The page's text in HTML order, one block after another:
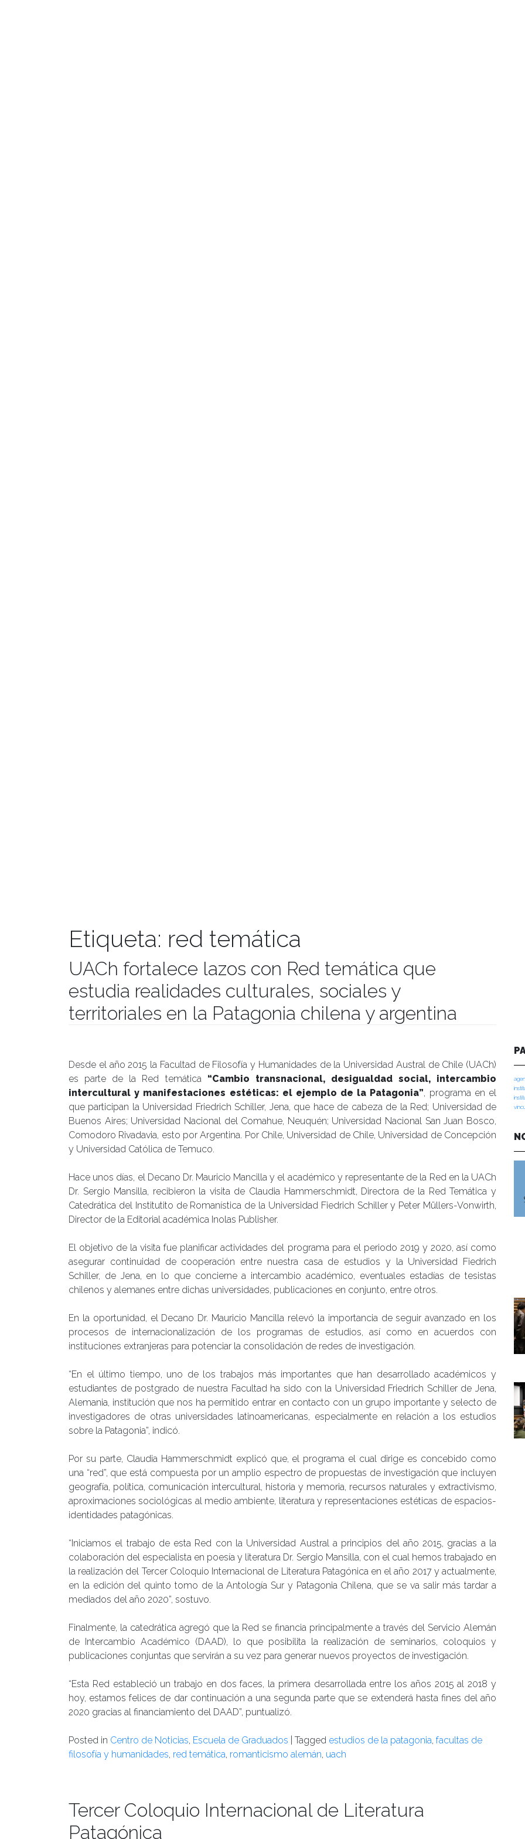
Etiqueta: red temática
UACh fortalece lazos con Red temática que
estudia realidades culturales, sociales y
territoriales en la Patagonia chilena y argentina
Desde el año 2015 la Facultad de Filosofía y Humanidades de la Universidad Austral de Chile (UACh)
es parte de la Red temática “Cambio transnacional, desigualdad social, intercambio
intercultural y manifestaciones estéticas: el ejemplo de la Patagonia”, programa en el
que participan la Universidad Friedrich Schiller, Jena, que hace de cabeza de la Red; Universidad de
Buenos Aires; Universidad Nacional del Comahue, Neuquén; Universidad Nacional San Juan Bosco,
Comodoro Rivadavia, esto por Argentina. Por Chile, Universidad de Chile, Universidad de Concepción
y Universidad Católica de Temuco.
Hace unos días, el Decano Dr. Mauricio Mancilla y el académico y representante de la Red en la UACh
Dr. Sergio Mansilla, recibieron la visita de Claudia Hammerschmidt, Directora de la Red Temática y
Catedrática del Institutito de Romanística de la Universidad Fiedrich Schiller y Peter Müllers-Vonwirth,
Director de la Editorial académica Inolas Publisher.
El objetivo de la visita fue planificar actividades del programa para el periodo 2019 y 2020, así como
asegurar continuidad de cooperación entre nuestra casa de estudios y la Universidad Fiedrich
Schiller, de Jena, en lo que concierne a intercambio académico, eventuales estadías de tesistas
chilenos y alemanes entre dichas universidades, publicaciones en conjunto, entre otros.
En la oportunidad, el Decano Dr. Mauricio Mancilla relevó la importancia de seguir avanzado en los
procesos de internacionalización de los programas de estudios, así como en acuerdos con
instituciones extranjeras para potenciar la consolidación de redes de investigación.
“En el último tiempo, uno de los trabajos más importantes que han desarrollado académicos y
estudiantes de postgrado de nuestra Facultad ha sido con la Universidad Friedrich Schiller de Jena,
Alemania, institución que nos ha permitido entrar en contacto con un grupo importante y selecto de
investigadores de otras universidades latinoamericanas, especialmente en relación a los estudios
sobre la Patagonia”, indicó.
Por su parte, Claudia Hammerschmidt explicó que, el programa el cual dirige es concebido como
una “red”, que está compuesta por un amplio espectro de propuestas de investigación que incluyen
geografía, política, comunicación intercultural, historia y memoria, recursos naturales y extractivismo,
aproximaciones sociológicas al medio ambiente, literatura y representaciones estéticas de espacios-
identidades patagónicas.
“Iniciamos el trabajo de esta Red con la Universidad Austral a principios del año 2015, gracias a la
colaboración del especialista en poesía y literatura Dr. Sergio Mansilla, con el cual hemos trabajado en
la realización del Tercer Coloquio Internacional de Literatura Patagónica en el año 2017 y actualmente,
en la edición del quinto tomo de la Antología Sur y Patagonia Chilena, que se va salir más tardar a
mediados del año 2020”, sostuvo.
Finalmente, la catedrática agregó que la Red se financia principalmente a través del Servicio Alemán
de Intercambio Académico (DAAD), lo que posibilita la realización de seminarios, coloquios y
publicaciones conjuntas que servirán a su vez para generar nuevos proyectos de investigación.
“Esta Red estableció un trabajo en dos faces, la primera desarrollada entre los años 2015 al 2018 y
hoy, estamos felices de dar continuación a una segunda parte que se extenderá hasta fines del año
2020 gracias al financiamiento del DAAD”, puntualizó.
Posted in Centro de Noticias, Escuela de Graduados Tagged estudios de la patagonia, facultas de
filosofía y humanidades, red temática, romanticismo alemán, uach
Tercer Coloquio Internacional de Literatura
Patagónica